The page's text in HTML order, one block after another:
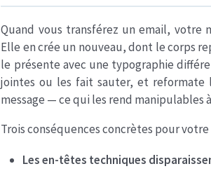
Quand vous transférez un email, votre
Elle en crée un nouveau, dont le corps
le présente avec une typographie
jointes ou les fait sauter, et reformate
message — ce qui les rend manipulables
Trois conséquences concrètes pour votre
Les en-têtes techniques